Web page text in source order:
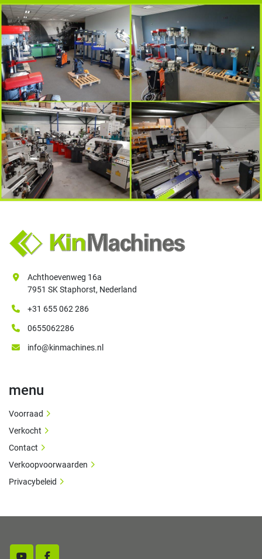
Achthoevenweg 16a
7951 SK Staphorst, Nederland
+31 655 062 286
0655062286
info@kinmachines.nl
menu
Voorraad
Verkocht
Contact
Verkoopvoorwaarden
Privacybeleid